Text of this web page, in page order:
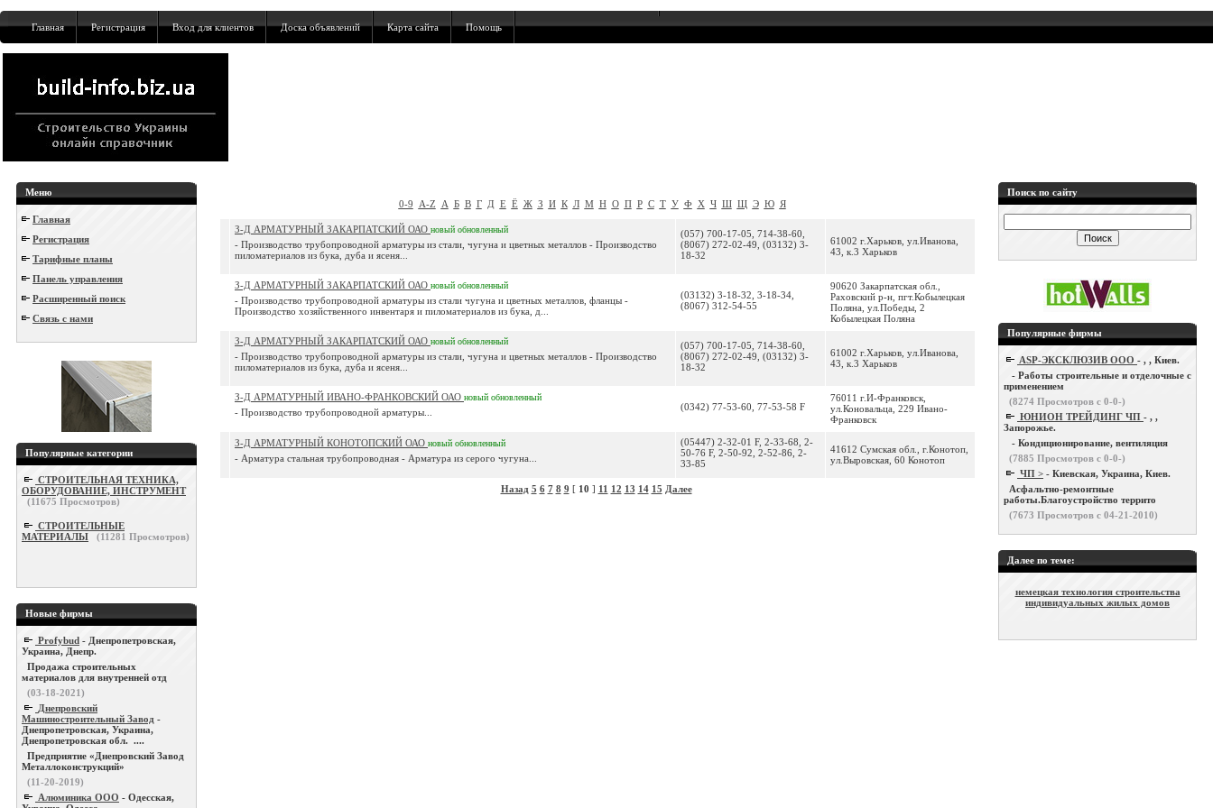
Главная Регистрация Вход для клиентов Доска объявлений Карта сайта Помощь
Меню
Главная
Регистрация
Тарифные планы
Панель управления
Расширенный поиск
Связь с нами
Популярные категории
СТРОИТЕЛЬНАЯ ТЕХНИКА,
ОБОРУДОВАНИЕ, ИНСТРУМЕНТ
(11675 Просмотров)
СТРОИТЕЛЬНЫЕ
МАТЕРИАЛЫ
(11281 Просмотров)
Новые фирмы
Profybud - Днепропетровская,
Украина, Днепр.
Продажа строительных
материалов для внутренней отд
(03-18-2021)
Днепровский
Машиностроительный Завод -
Днепропетровская, Украина,
Днепропетровская обл. ....
Предприятие «Днепровский Завод
Металлоконструкций»
(11-20-2019)
Алюминика ООО - Одесская,
0-9 A-Z А Б В Г Д Е Ё Ж З И К Л М Н О П Р С Т У Ф Х Ч Ш Щ Э Ю Я
З-Д АРМАТУРНЫЙ ЗАКАРПАТСКИЙ ОАО новый обновленный
- Производство трубопроводной арматуры из стали, чугуна и цветных металлов - Производство
пиломатериалов из бука, дуба и ясеня...
(057) 700-17-05, 714-38-60,
(8067) 272-02-49, (03132) 3-
18-32
61002 г.Харьков, ул.Иванова,
43, к.3 Харьков
З-Д АРМАТУРНЫЙ ЗАКАРПАТСКИЙ ОАО новый обновленный
- Производство трубопроводной арматуры из стали чугуна и цветных металлов, фланцы -
Производство хозяйственного инвентаря и пиломатериалов из бука, д...
(03132) 3-18-32, 3-18-34,
(8067) 312-54-55
90620 Закарпатская обл.,
Раховский р-н, пгт.Кобылецкая
Поляна, ул.Победы, 2
Кобылецкая Поляна
З-Д АРМАТУРНЫЙ ЗАКАРПАТСКИЙ ОАО новый обновленный
- Производство трубопроводной арматуры из стали, чугуна и цветных металлов - Производство
пиломатериалов из бука, дуба и ясеня...
(057) 700-17-05, 714-38-60,
(8067) 272-02-49, (03132) 3-
18-32
61002 г.Харьков, ул.Иванова,
43, к.3 Харьков
З-Д АРМАТУРНЫЙ ИВАНО-ФРАНКОВСКИЙ ОАО новый обновленный
- Производство трубопроводной арматуры... (0342) 77-53-60, 77-53-58 F
76011 г.И-Франковск,
ул.Коновальца, 229 Ивано-
Франковск
З-Д АРМАТУРНЫЙ КОНОТОПСКИЙ ОАО новый обновленный
- Арматура стальная трубопроводная - Арматура из серого чугуна...
(05447) 2-32-01 F, 2-33-68, 2-
50-76 F, 2-50-92, 2-52-86, 2-
33-85
41612 Сумская обл., г.Конотоп,
ул.Выровская, 60 Конотоп
Назад 5 6 7 8 9 [ 10 ] 11 12 13 14 15 Далее
Поиск по сайту
Популярные фирмы
ASP-ЭКСКЛЮЗИВ ООО - , , Киев.
- Работы строительные и отделочные с
применением
(8274 Просмотров с 0-0-)
ЮНИОН ТРЕЙДИНГ ЧП - , ,
Запорожье.
- Кондиционирование, вентиляция
(7885 Просмотров с 0-0-)
ЧП > - Киевская, Украина, Киев.
Асфальтно-ремонтные
работы.Благоустройство террито
(7673 Просмотров с 04-21-2010)
Далее по теме:
немецкая технология строительства
индивидуальных жилых домов